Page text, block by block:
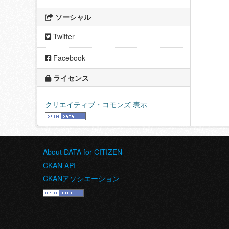
ソーシャル
Twitter
Facebook
ライセンス
クリエイティブ・コモンズ 表示
About DATA for CITIZEN
CKAN API
CKANアソシエーション